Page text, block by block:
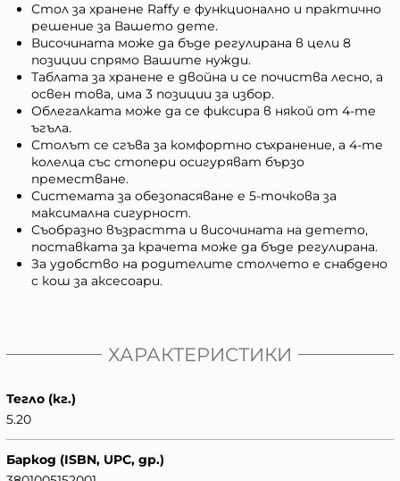
Стол за хранене Raffy е функционално и практично
решение за Вашето дете.
Височината може да бъде регулирана в цели 8
позиции спрямо Вашите нужди.
Таблата за хранене е двойна и се почиства лесно, а
освен това, има 3 позиции за избор.
Облегалката може да се фиксира в някой от 4-те
ъгъла.
Столът се сгъва за комфортно съхранение, а 4-те
колелца със стопери осигуряват бързо
преместване.
Системата за обезопасяване е 5-точкова за
максимална сигурност.
Съобразно възрастта и височината на детето,
поставката за крачета може да бъде регулирана.
За удобство на родителите столчето е снабдено
с кош за аксесоари.
ХАРАКТЕРИСТИКИ
Тегло (кг.)
5.20
Баркод (ISBN, UPC, др.)